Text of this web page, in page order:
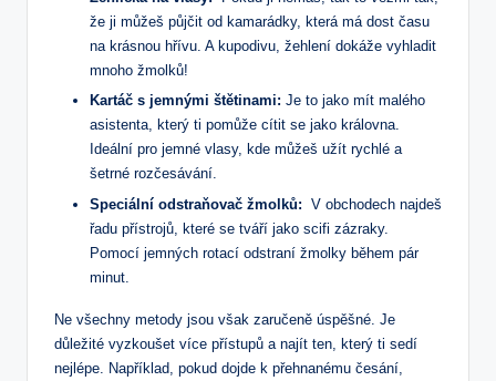
že ji můžeš‌ půjčit od kamarádky, která má dost času
na‍ krásnou ‍hřívu. A kupodivu, žehlení dokáže vyhladit⁤
mnoho ⁤žmolků!
Kartáč s⁢ jemnými ‍štětinami: Je ⁣to⁣ jako‍ mít ⁢malého
asistenta, který ti ‌pomůže cítit se jako královna.
Ideální​ pro ⁢jemné vlasy, kde můžeš užít rychlé⁢ a
šetrné rozčesávání.
Speciální odstraňovač žmolků: ⁤ V⁢ obchodech najdeš
řadu ⁤přístrojů, které‍ se tváří jako​ scifi zázraky.
Pomocí jemných⁤ rotací odstraní žmolky během pár
minut.
Ne všechny metody jsou však zaručeně úspěšné. Je
důležité vyzkoušet více přístupů a najít‌ ten, který ti sedí
nejlépe. ⁢Například, pokud dojde‍ k ⁣přehnanému⁢ česání,​